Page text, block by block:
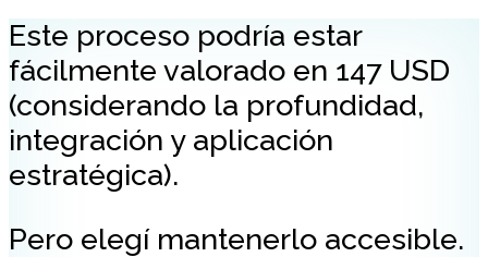
Este proceso podría estar
fácilmente valorado en 147 USD
(considerando la profundidad,
integración y aplicación
estratégica).
Pero elegí mantenerlo accesible.